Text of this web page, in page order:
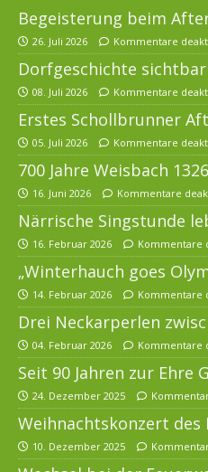
Begeisterung beim
26. Juli 2026 Kommentare
Dorfgeschichte
08. Juli 2026 Kommentare
Erstes Schollbrunner
05. Juli 2026 Kommentare
700 Jahre Weisbach
16. Juni 2026 Kommentare
Närrische Singstunde
16. Februar 2026 Kommentare
„Winterhauch goes
14. Februar 2026 Kommentare
Drei Neckarperlen
04. Februar 2026 Kommentare
Seit 90 Jahren zur Ehre
24. Dezember 2025
Weihnachtskonzert des
10. Dezember 2025